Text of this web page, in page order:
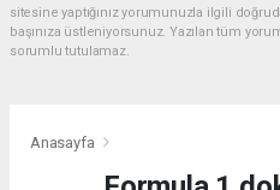
sitesine yaptığınız yorumunuzla ilgili
başınıza üstleniyorsunuz. Yazılan tüm
sorumlu tutulamaz.
Anasayfa